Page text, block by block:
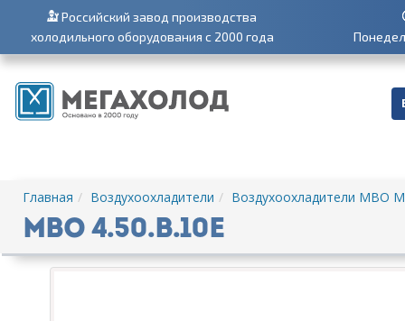
Российский завод производства
холодильного оборудования с 2000 года
Главная Воздухоохладители Воздухоохладители МВО
МВО 4.50.В.10Е